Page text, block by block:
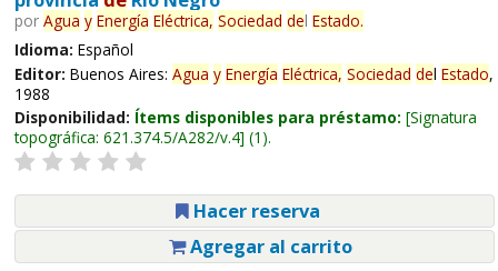
por Agua y Energía Eléctrica, Sociedad del Estado.
Idioma: Español
Editor: Buenos Aires: Agua y Energía Eléctrica, Sociedad del Estado,
1988
Disponibilidad: Ítems disponibles para préstamo: Signatura
topográfica: 621.374.5/A282/v.4 (1).
Hacer reserva
Agregar al carrito